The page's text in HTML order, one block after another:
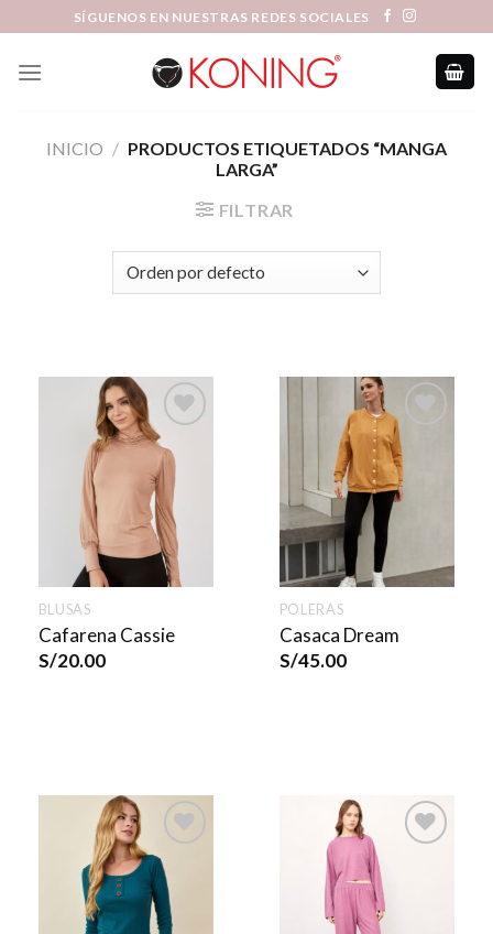
content
SÍGUENOS EN NUESTRAS REDES SOCIALES
INICIO / PRODUCTOS ETIQUETADOS “MANGA
LARGA”
FILTRAR
BLUSAS
Cafarena Cassie
S/20.00
POLERAS
Casaca Dream
S/45.00